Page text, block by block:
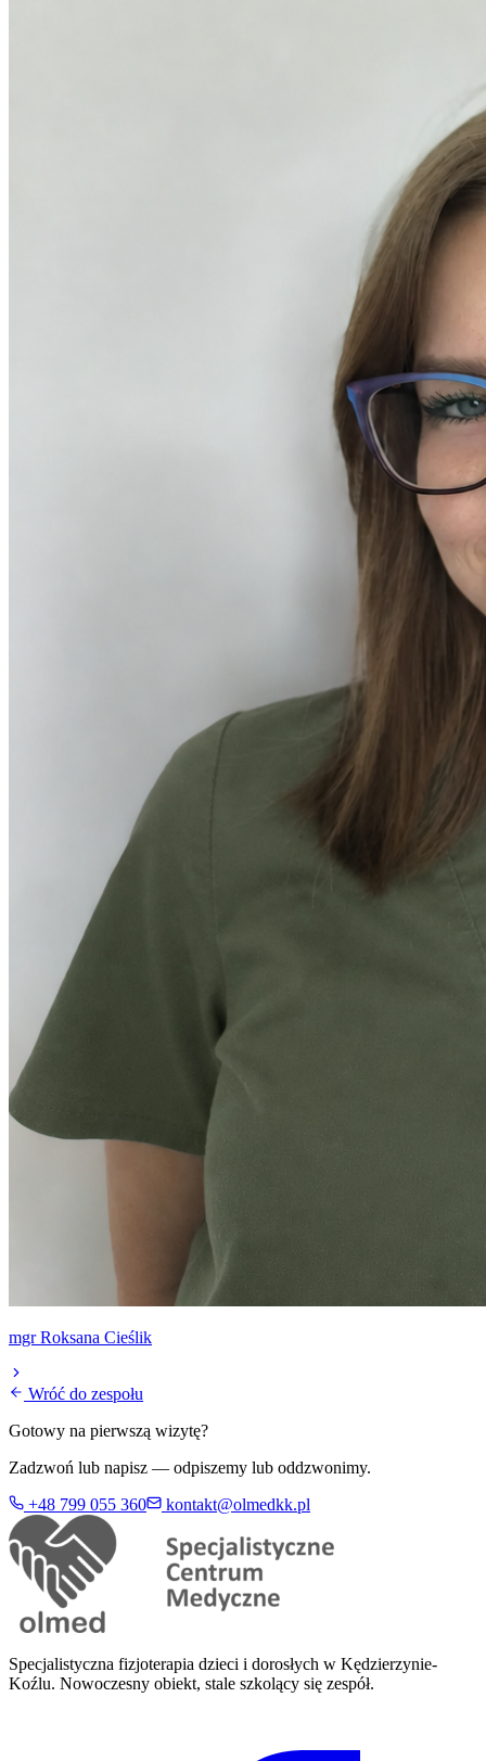
mgr Roksana Cieślik
Wróć do zespołu
Gotowy na pierwszą wizytę?
Zadzwoń lub napisz — odpiszemy lub oddzwonimy.
+48 799 055 360
kontakt@olmedkk.pl
Specjalistyczna fizjoterapia dzieci i dorosłych w Kędzierzynie-
Koźlu. Nowoczesny obiekt, stale szkolący się zespół.